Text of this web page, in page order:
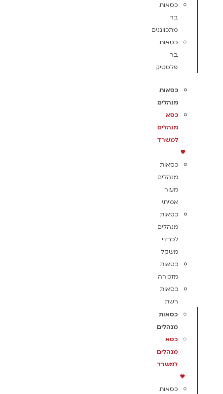
כסאות
בר
מתכווננים
כסאות
בר
פלסטיק
כסאות
מנהלים
כסא
מנהלים
למשרד
כסאות
מנהלים
מעור
אמיתי
כסאות
מנהלים
לכבדי
משקל
כסאות
מזכירה
כסאות
רשת
כסאות
מנהלים
כסא
מנהלים
למשרד
כסאות